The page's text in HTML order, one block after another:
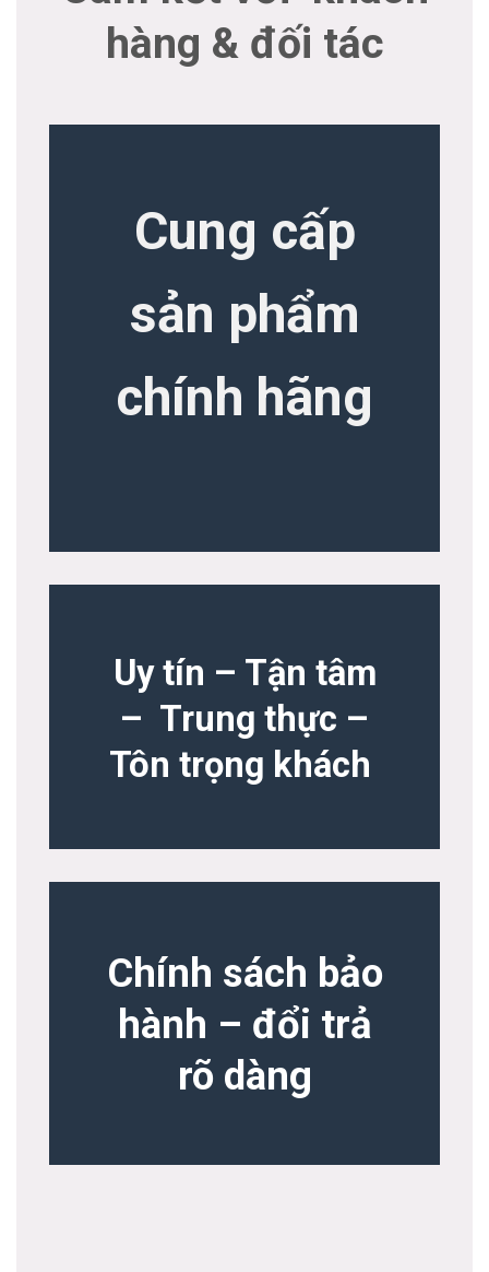
hàng & đối tác
Cung cấp
sản phẩm
chính hãng
Uy tín – Tận tâm
– Trung thực –
Tôn trọng khách
Chính sách bảo
hành – đổi trả
rõ dàng